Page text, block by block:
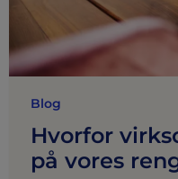
Blog
Hvorfor
på vores